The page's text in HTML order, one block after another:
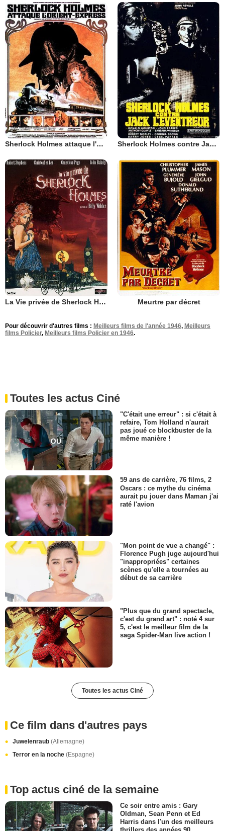
Sherlock Holmes attaque l'Orient Express Sherlock Holmes contre Jack l'Eventreur
La Vie privée de Sherlock Holmes Meurtre par décret
Pour découvrir d'autres films : Meilleurs films de l'année 1946, Meilleurs
films Policier, Meilleurs films Policier en 1946.
Toutes les actus Ciné
"C'était une erreur" : si c'était à
refaire, Tom Holland n'aurait
pas joué ce blockbuster de la
même manière !
59 ans de carrière, 76 films, 2
Oscars : ce mythe du cinéma
aurait pu jouer dans Maman j'ai
raté l'avion
"Mon point de vue a changé" :
Florence Pugh juge aujourd'hui
"inappropriées" certaines
scènes qu'elle a tournées au
début de sa carrière
"Plus que du grand spectacle,
c'est du grand art" : noté 4 sur
5, c'est le meilleur film de la
saga Spider-Man live action !
Toutes les actus Ciné
Ce film dans d'autres pays
Juwelenraub (Allemagne)
Terror en la noche (Espagne)
Top actus ciné de la semaine
Ce soir entre amis : Gary
Oldman, Sean Penn et Ed
Harris dans l'un des meilleurs